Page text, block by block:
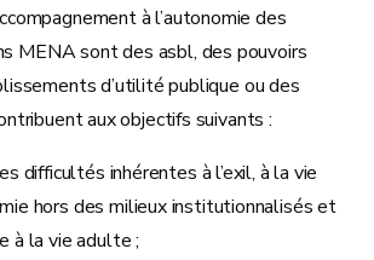
à l’autonomie des
MENA sont des asbl, des pouvoirs
d’utilité publique ou des
aux objectifs suivants :
difficultés inhérentes à l’exil, à la vie
hors des milieux institutionnalisés et
à la vie adulte ;